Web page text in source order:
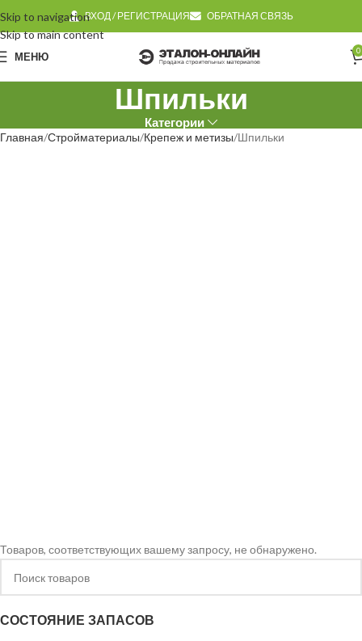
Skip to navigation
Skip to main content
ВХОД / РЕГИСТРАЦИЯ ОБРАТНАЯ СВЯЗЬ
МЕНЮ 0
Шпильки
Категории
СОСТОЯНИЕ ЗАПАСОВ
Главная Стройматериалы Крепеж и метизы Шпильки
Товаров, соответствующих вашему запросу, не обнаружено.